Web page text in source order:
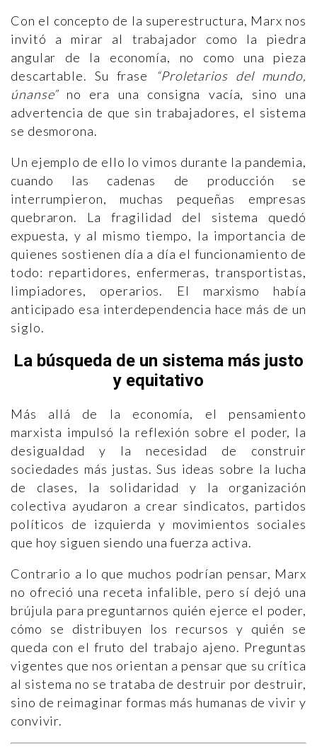
Con el concepto de la superestructura, Marx nos
invitó a mirar al trabajador como la piedra
angular de la economía, no como una pieza
descartable. Su frase
“Proletarios del mundo,
únanse”no era una consigna vacía, sino una
advertencia de que sin trabajadores, el sistema
se desmorona.
Un ejemplo de ello lo vimos durante la pandemia,
cuando las cadenas de producción se
interrumpieron, muchas pequeñas empresas
quebraron. La fragilidad del sistema quedó
expuesta, y al mismo tiempo, la importancia de
quienes sostienen día a día el funcionamiento de
todo: repartidores, enfermeras, transportistas,
limpiadores, operarios. El marxismo había
anticipado esa interdependencia hace más de un
siglo.
La búsqueda de un sistema más justo
y equitativo
Más allá de la economía, el pensamiento
marxista impulsó la reflexión sobre el poder, la
desigualdad y la necesidad de construir
sociedades más justas. Sus ideas sobre la lucha
de clases, la solidaridad y la organización
colectiva ayudaron a crear sindicatos, partidos
políticos de izquierda y movimientos sociales
que hoy siguen siendo una fuerza activa.
Contrario a lo que muchos podrían pensar, Marx
no ofreció una receta infalible, pero sí dejó una
brújula para preguntarnos quién ejerce el poder,
cómo se distribuyen los recursos y quién se
queda con el fruto del trabajo ajeno. Preguntas
vigentes que nos orientan a pensar que su crítica
al sistema no se trataba de destruir por destruir,
sino de reimaginar formas más humanas de vivir y
convivir.